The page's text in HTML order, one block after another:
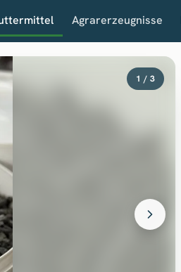
Agrarerzeugnisse
1 / 3